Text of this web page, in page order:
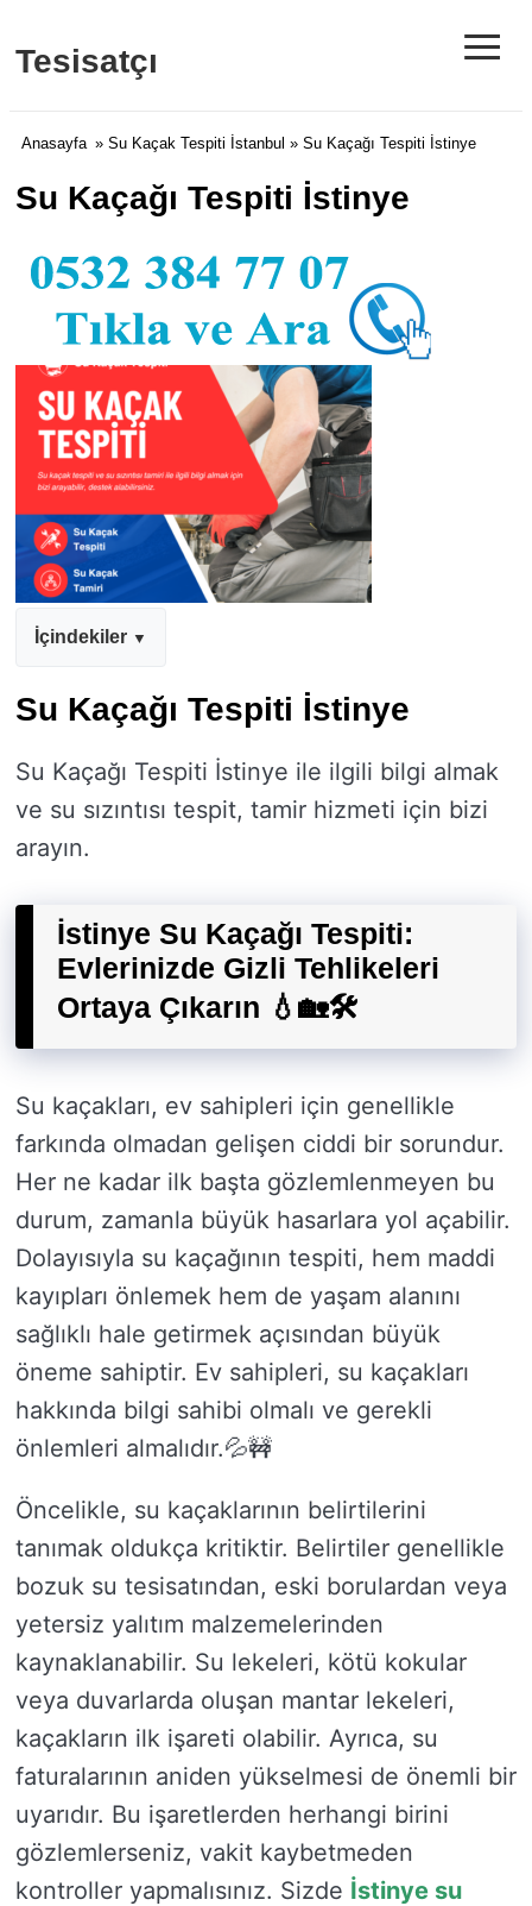
Tesisatçı ≡
Anasayfa » Su Kaçak Tespiti İstanbul » Su Kaçağı Tespiti İstinye
Su Kaçağı Tespiti İstinye
İçindekiler
Su Kaçağı Tespiti İstinye
Su Kaçağı Tespiti İstinye ile ilgili bilgi almak
ve su sızıntısı tespit, tamir hizmeti için bizi
arayın.
İstinye Su Kaçağı Tespiti:
Evlerinizde Gizli Tehlikeleri
Ortaya Çıkarın 💧🏡🛠️
Su kaçakları, ev sahipleri için genellikle
farkında olmadan gelişen ciddi bir sorundur.
Her ne kadar ilk başta gözlemlenmeyen bu
durum, zamanla büyük hasarlara yol açabilir.
Dolayısıyla su kaçağının tespiti, hem maddi
kayıpları önlemek hem de yaşam alanını
sağlıklı hale getirmek açısından büyük
öneme sahiptir. Ev sahipleri, su kaçakları
hakkında bilgi sahibi olmalı ve gerekli
önlemleri almalıdır.💦🚧
Öncelikle, su kaçaklarının belirtilerini
tanımak oldukça kritiktir. Belirtiler genellikle
bozuk su tesisatından, eski borulardan veya
yetersiz yalıtım malzemelerinden
kaynaklanabilir. Su lekeleri, kötü kokular
veya duvarlarda oluşan mantar lekeleri,
kaçakların ilk işareti olabilir. Ayrıca, su
faturalarının aniden yükselmesi de önemli bir
uyarıdır. Bu işaretlerden herhangi birini
gözlemlerseniz, vakit kaybetmeden
kontroller yapmalısınız. Sizde İstinye su